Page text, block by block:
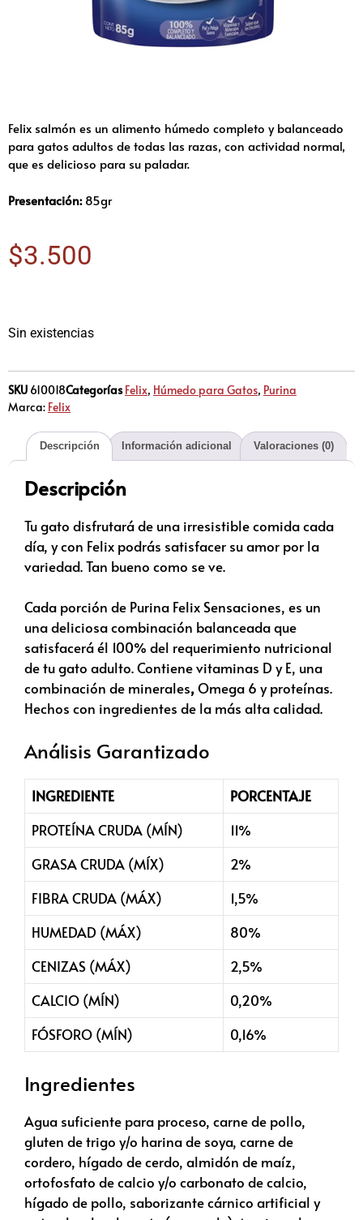
Felix salmón es un alimento húmedo completo y balanceado
para gatos adultos de todas las razas, con actividad normal,
que es delicioso para su paladar.
Presentación:85gr
$3.500
Sin existencias
SKU 610018Categorías Felix, Húmedo para Gatos, Purina
Marca: Felix
Descripción Información adicional Valoraciones (0)
Descripción
Tu gato disfrutará de una irresistible comida cada
día, y con Felix podrás satisfacer su amor por la
variedad. Tan bueno como se ve.
Cada porción de Purina Felix Sensaciones, es un
una deliciosa combinación balanceada que
satisfacerá él 100% del requerimiento nutricional
de tu gato adulto. Contiene vitaminas D y E, una
combinación de minerales,Omega 6 y proteínas.
Hechos con ingredientes de la más alta calidad.
Análisis Garantizado
INGREDIENTE
PORCENTAJE
PROTEÍNA CRUDA (MÍN)
11%
GRASA CRUDA (MÍX)
2%
FIBRA CRUDA (MÁX)
1,5%
HUMEDAD (MÁX)
80%
CENIZAS (MÁX)
2,5%
CALCIO (MÍN)
0,20%
FÓSFORO (MÍN)
0,16%
Ingredientes
Agua suficiente para proceso, carne de pollo,
gluten de trigo y/o harina de soya, carne de
cordero, hígado de cerdo, almidón de maíz,
ortofosfato de calcio y/o carbonato de calcio,
hígado de pollo, saborizante cárnico artificial y